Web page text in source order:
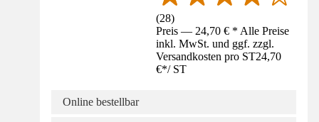
(28)
Preis — 24,70 € * Alle Preise
inkl. MwSt. und ggf. zzgl.
Versandkosten pro ST24,70
€*/ ST
Online bestellbar